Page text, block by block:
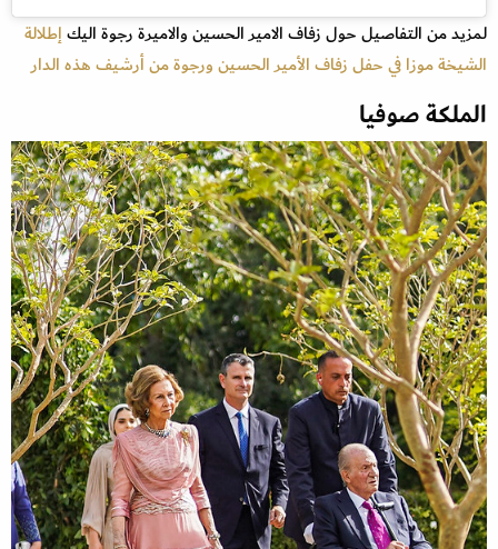
لمزيد من التفاصيل حول زفاف الامير الحسين والاميرة رجوة اليكإطلالة
الشيخة موزا في حفل زفاف الأمير الحسين ورجوة من أرشيف هذه الدار
الملكة صوفيا